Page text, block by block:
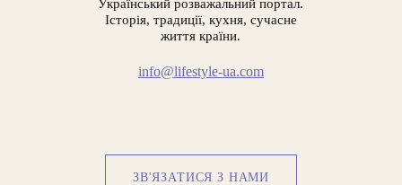
Український розважальний портал.
Історія, традиції, кухня, сучасне
життя країни.
info@lifestyle-ua.com
ЗВ'ЯЗАТИСЯ З НАМИ